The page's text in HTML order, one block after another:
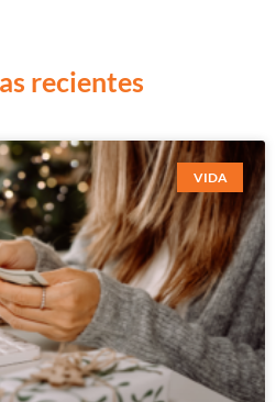
recientes
VIDA